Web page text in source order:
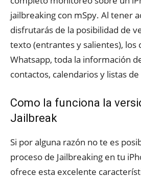
jailbreaking con mSpy. Al tener
disfrutarás de la posibilidad de
texto (entrantes y salientes), los
Whatsapp, toda la información
contactos, calendarios y listas
Como la funciona la
Jailbreak
Si por alguna razón no te es
proceso de Jailbreaking en tu
ofrece esta excelente